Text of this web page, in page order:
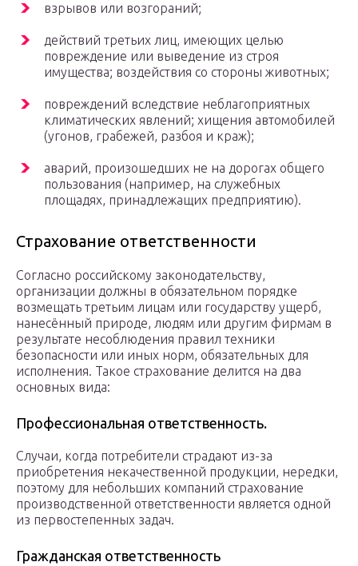
взрывов или возгораний;
действий третьих лиц, имеющих целью
повреждение или выведение из строя
имущества; воздействия со стороны животных;
повреждений вследствие неблагоприятных
климатических явлений; хищения автомобилей
(угонов, грабежей, разбоя и краж);
аварий, произошедших не на дорогах общего
пользования (например, на служебных
площадях, принадлежащих предприятию).
Страхование ответственности
Согласно российскому законодательству,
организации должны в обязательном порядке
возмещать третьим лицам или государству ущерб,
нанесённый природе, людям или другим фирмам в
результате несоблюдения правил техники
безопасности или иных норм, обязательных для
исполнения. Такое страхование делится на два
основных вида:
Профессиональная ответственность.
Случаи, когда потребители страдают из-за
приобретения некачественной продукции, нередки,
поэтому для небольших компаний страхование
производственной ответственности является одной
из первостепенных задач.
Гражданская ответственность